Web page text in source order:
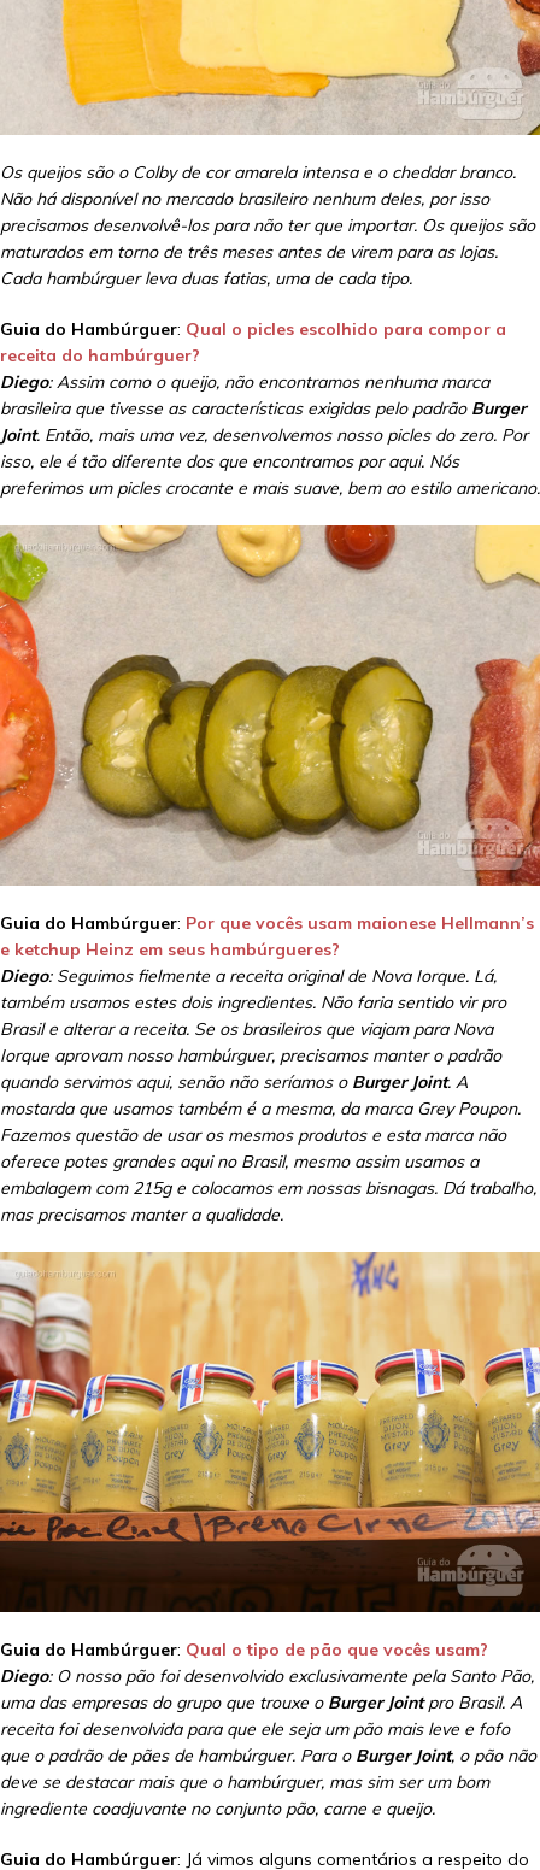
Os queijos são o Colby de cor amarela intensa e o cheddar branco.
Não há disponível no mercado brasileiro nenhum deles, por isso
precisamos desenvolvê-los para não ter que importar. Os queijos são
maturados em torno de três meses antes de virem para as lojas.
Cada hambúrguer leva duas fatias, uma de cada tipo.
Guia do Hambúrguer: Qual o picles escolhido para compor a
receita do hambúrguer?
Diego: Assim como o queijo, não encontramos nenhuma marca
brasileira que tivesse as características exigidas pelo padrão Burger
Joint. Então, mais uma vez, desenvolvemos nosso picles do zero. Por
isso, ele é tão diferente dos que encontramos por aqui. Nós
preferimos um picles crocante e mais suave, bem ao estilo americano.
Guia do Hambúrguer: Por que vocês usam maionese Hellmann’s
e ketchup Heinz em seus hambúrgueres?
Diego: Seguimos fielmente a receita original de Nova Iorque. Lá,
também usamos estes dois ingredientes. Não faria sentido vir pro
Brasil e alterar a receita. Se os brasileiros que viajam para Nova
Iorque aprovam nosso hambúrguer, precisamos manter o padrão
quando servimos aqui, senão não seríamos o Burger Joint. A
mostarda que usamos também é a mesma, da marca Grey Poupon.
Fazemos questão de usar os mesmos produtos e esta marca não
oferece potes grandes aqui no Brasil, mesmo assim usamos a
embalagem com 215g e colocamos em nossas bisnagas. Dá trabalho,
mas precisamos manter a qualidade.
Guia do Hambúrguer: Qual o tipo de pão que vocês usam?
Diego: O nosso pão foi desenvolvido exclusivamente pela Santo Pão,
uma das empresas do grupo que trouxe o Burger Jointpro Brasil. A
receita foi desenvolvida para que ele seja um pão mais leve e fofo
que o padrão de pães de hambúrguer. Para o Burger Joint, o pão não
deve se destacar mais que o hambúrguer, mas sim ser um bom
ingrediente coadjuvante no conjunto pão, carne e queijo.
Guia do Hambúrguer: Já vimos alguns comentários a respeito do